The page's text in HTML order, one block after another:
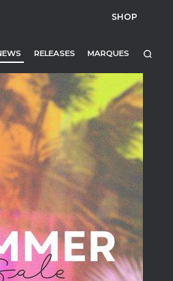
SHOP
RELEASES MARQUES